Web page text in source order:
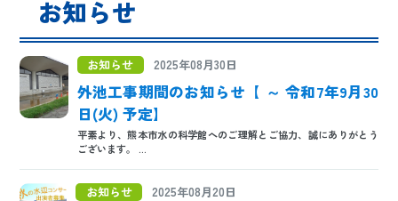
水のラーニングフィールド
お問い合わせ
日本語 ENGLISH 中文 한국어
お知らせ
お知らせ 2025年08月30日
外池工事期間のお知らせ【 ～ 令和7年9月30
日(火) 予定】
平素より、熊本市水の科学館へのご理解とご協力、誠にありがとう
ございます。 ...
お知らせ 2025年08月20日